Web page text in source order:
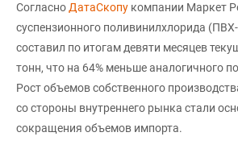
Согласно ДатаСкопу компании Маркет
суспензионного поливинилхлорида
составил по итогам девяти месяцев
тонн, что на 64% меньше аналогичного
Рост объемов собственного
со стороны внутреннего рынка стали
сокращения объемов импорта.